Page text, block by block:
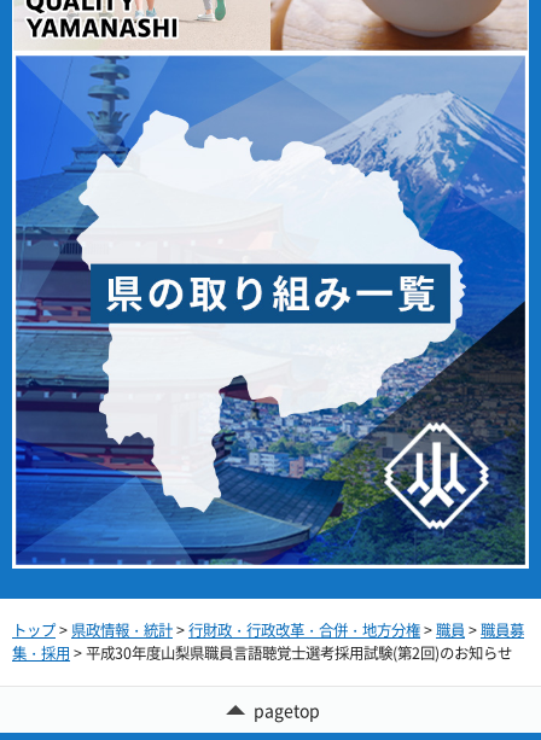
トップ> 県政情報・統計>行財政・行政改革・合併・地方分権>職員 >職員募
集・採用 > 平成30年度山梨県職員言語聴覚士選考採用試験(第2回)のお知らせ
pagetop